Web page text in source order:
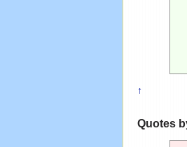
↑
Quotes